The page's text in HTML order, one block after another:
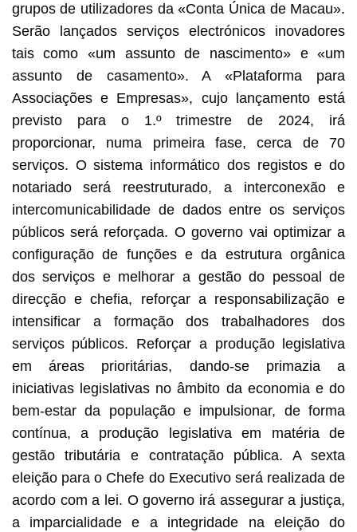
grupos de utilizadores da «Conta Única de Macau».
Serão lançados serviços electrónicos inovadores
tais como «um assunto de nascimento» e «um
assunto de casamento». A «Plataforma para
Associações e Empresas», cujo lançamento está
previsto para o 1.º trimestre de 2024, irá
proporcionar, numa primeira fase, cerca de 70
serviços. O sistema informático dos registos e do
notariado será reestruturado, a interconexão e
intercomunicabilidade de dados entre os serviços
públicos será reforçada. O governo vai optimizar a
configuração de funções e da estrutura orgânica
dos serviços e melhorar a gestão do pessoal de
direcção e chefia, reforçar a responsabilização e
intensificar a formação dos trabalhadores dos
serviços públicos. Reforçar a produção legislativa
em áreas prioritárias, dando-se primazia a
iniciativas legislativas no âmbito da economia e do
bem-estar da população e impulsionar, de forma
contínua, a produção legislativa em matéria de
gestão tributária e contratação pública. A sexta
eleição para o Chefe do Executivo será realizada de
acordo com a lei. O governo irá assegurar a justiça,
a imparcialidade e a integridade na eleição do